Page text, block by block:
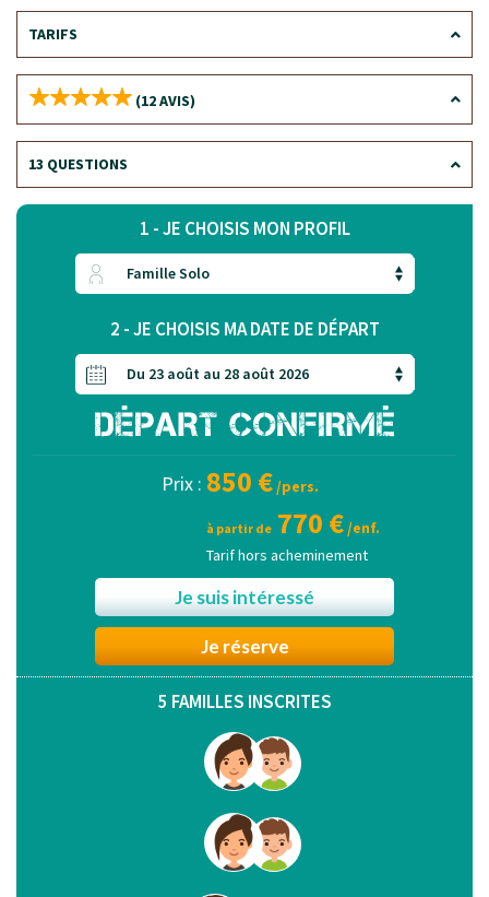
TARIFS
(12 AVIS)
13 QUESTIONS
1 - JE CHOISIS MON PROFIL
2 - JE CHOISIS MA DATE DE DÉPART
Prix : 850 € /pers.
à partir de 770 € /enf.
Tarif hors acheminement
Je suis intéressé
Je réserve
5 FAMILLES INSCRITES